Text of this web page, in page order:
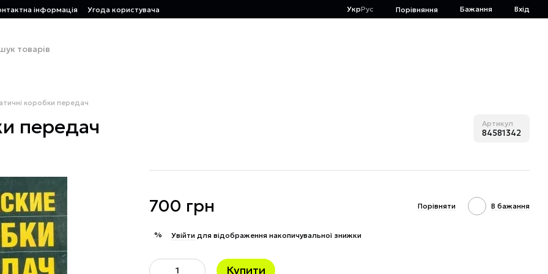
інформація Угода користувача УкрРус Порівняння Бажання Вхід
коробки передач
передач Артикул
84581342
700 грн Порівняти В бажання
% Увійти для відображення накопичувальної знижки
Купити